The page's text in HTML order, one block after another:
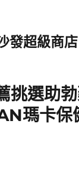
發超級商店
挑選助
瑪卡保